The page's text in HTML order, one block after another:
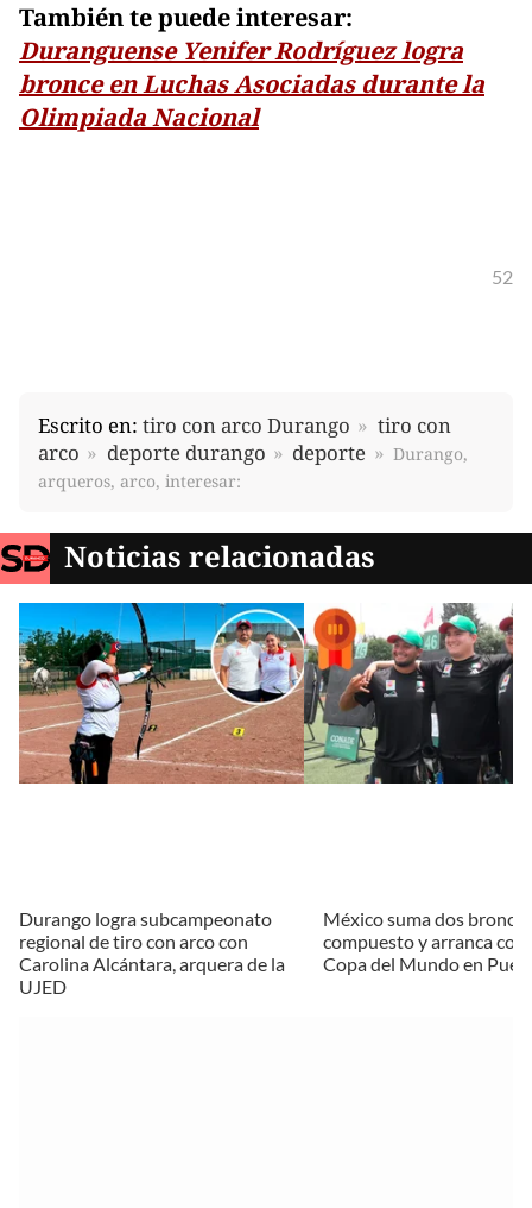
También te puede interesar:
Duranguense Yenifer Rodríguez logra
bronce en Luchas Asociadas durante la
Olimpiada Nacional
52
Escrito en: tiro con arco Durango
tiro con
arco
deporte durango deporte
Durango,
arqueros, arco, interesar:
Noticias relacionadas
Durango logra subcampeonato
regional de tiro con arco con
Carolina Alcántara, arquera de la
UJED
México suma dos
compuesto y arranca con
Copa del Mundo en